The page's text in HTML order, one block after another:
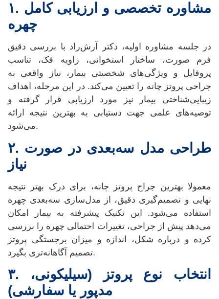
۱. مشاوره تخصصی و ارزیابی کامل
چهره
در جلسه مشاوره اولیه، دکتر آرش‌راد با بررسی دقیق
فرم صورت، ساختار استخوانی، زاویه فک، تناسب
پروفایل و ویژگی‌های شخصیتی بیمار، نیاز واقعی به
جراحی پروتز چانه را تعیین می‌کند. در این مرحله، اهداف
زیبایی‌شناختی بیمار نیز مورد ارزیابی قرار گرفته و
توصیه‌های علمی جهت دستیابی به بهترین نتیجه ارائه
می‌شود.
۲. طراحی مدل سه‌بعدی در صورت
نیاز
معمولا بهترین جراح پروتز چانه، برای درک بهتر نتیجه
نهایی و تصمیم‌گیری دقیق، از مدل‌سازی سه‌بعدی چهره
استفاده می‌شود. این تکنیک پیشرفته به بیمار امکان
می‌دهد پیش از جراحی، تغییرات احتمالی چهره را بررسی
کرده و درباره شکل، اندازه و میزان برجستگی پروتز
تصمیم آگاهانه‌تری بگیرد.
۳.
انتخاب نوع پروتز (سیلیکونی،
مدپور یا سفارشی)